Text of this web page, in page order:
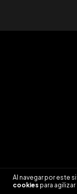
Al navegar por este
cookies para